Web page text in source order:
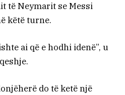
të Neymarit se Messi
këtë turne.
ai që e hodhi idenë”, u
do të ketë një